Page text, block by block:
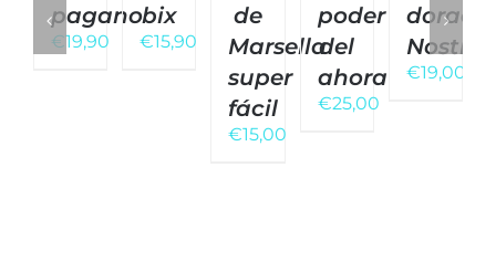
pagano
€19,90
bix
€15,90
de
Marsella
super
fácil
€15,00
poder
del
ahora
€25,00
dorado
€19,00